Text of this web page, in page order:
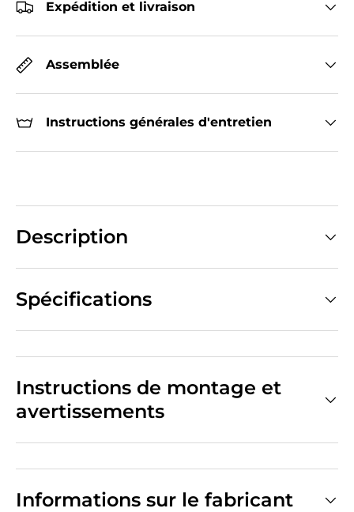
Expédition et livraison
Assemblée
Instructions générales d'entretien
Description
Spécifications
Instructions de montage et
avertissements
Informations sur le fabricant